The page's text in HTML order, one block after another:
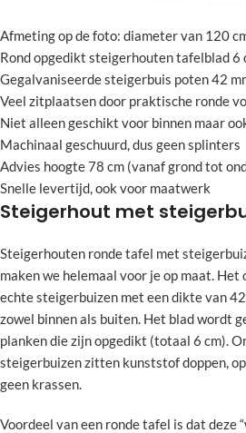
Afmeting op de foto: diameter van 120
Rond opgedikt steigerhouten tafelblad 6
Gegalvaniseerde steigerbuis poten 42
Veel zitplaatsen door praktische ronde
Niet alleen geschikt voor binnen maar
Machinaal geschuurd, dus geen splinters
Advies hoogte 78 cm (vanaf grond tot
Snelle levertijd, ook voor maatwerk
Steigerhout met
Steigerhouten ronde tafel met
maken we helemaal voor je op maat.
echte steigerbuizen met een dikte van
zowel binnen als buiten. Het blad wordt
planken die zijn opgedikt (totaal 6 cm).
steigerbuizen zitten kunststof doppen,
geen krassen.
Voordeel van een ronde tafel is dat deze